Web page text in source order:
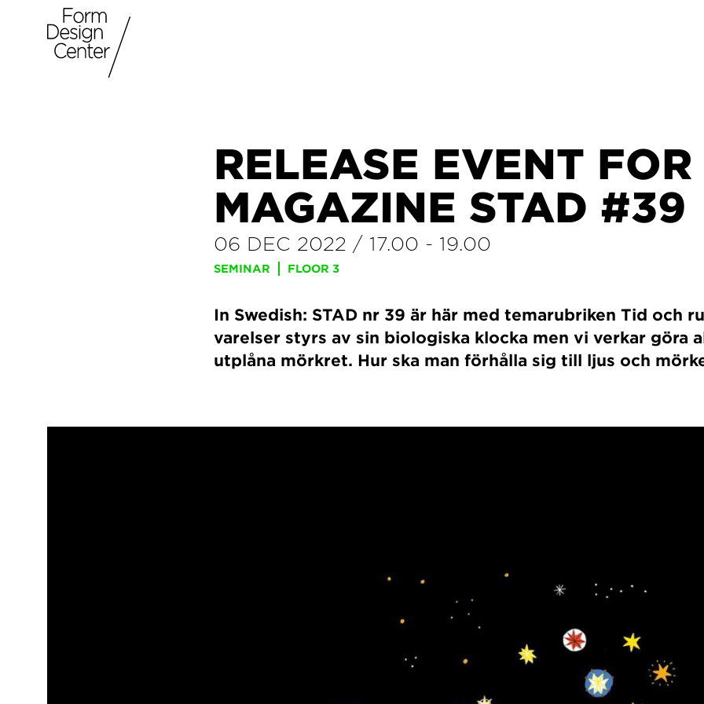
RELEASE EVENT FOR
MAGAZINE STAD #39
06 DEC 2022 / 17.00 - 19.00
SEMINAR FLOOR 3
In Swedish: STAD nr 39 är här med temarubriken Tid och
varelser styrs av sin biologiska klocka men vi verkar göra
utplåna mörkret. Hur ska man förhålla sig till ljus och